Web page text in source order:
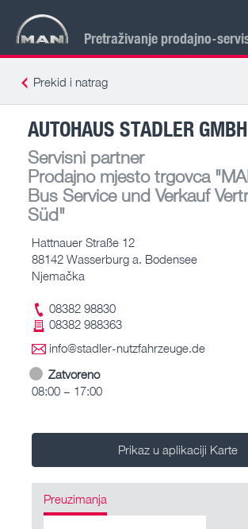
Pretraživanje prodajno-
Prekid i natrag
AUTOHAUS STADLER
Servisni partner
Prodajno mjesto trgovca
Bus Service und Verkauf
Süd"
Hattnauer Straße 12
88142 Wasserburg a. Bodensee
Njemačka
08382 98830
08382 988363
info@stadler-nutzfahrzeuge.de
Zatvoreno
08:00 – 17:00
Prikaz u aplikaciji Karte
Preuzimanja